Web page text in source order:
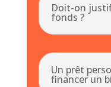
Doit-on
fonds ?
Un prêt
financer un